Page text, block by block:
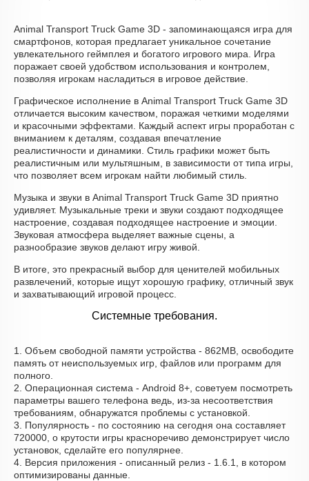
Animal Transport Truck Game 3D - запоминающаяся игра для
смартфонов, которая предлагает уникальное сочетание
увлекательного геймплея и богатого игрового мира. Игра
поражает своей удобством использования и контролем,
позволяя игрокам насладиться в игровое действие.
Графическое исполнение в Animal Transport Truck Game 3D
отличается высоким качеством, поражая четкими моделями
и красочными эффектами. Каждый аспект игры проработан с
вниманием к деталям, создавая впечатление
реалистичности и динамики. Стиль графики может быть
реалистичным или мультяшным, в зависимости от типа игры,
что позволяет всем игрокам найти любимый стиль.
Музыка и звуки в Animal Transport Truck Game 3D приятно
удивляет. Музыкальные треки и звуки создают подходящее
настроение, создавая подходящее настроение и эмоции.
Звуковая атмосфера выделяет важные сцены, а
разнообразие звуков делают игру живой.
В итоге, это прекрасный выбор для ценителей мобильных
развлечений, которые ищут хорошую графику, отличный звук
и захватывающий игровой процесс.
Системные требования.
1. Объем свободной памяти устройства - 862MB, освободите
память от неиспользуемых игр, файлов или программ для
полного.
2. Операционная система - Android 8+, советуем посмотреть
параметры вашего телефона ведь, из-за несоответствия
требованиям, обнаружатся проблемы с установкой.
3. Популярность - по состоянию на сегодня она составляет
720000, о крутости игры красноречиво демонстрирует число
установок, сделайте его популярнее.
4. Версия приложения - описанный релиз - 1.6.1, в котором
оптимизированы данные.